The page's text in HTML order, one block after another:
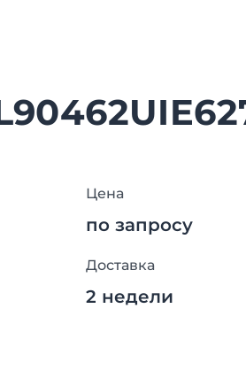
Цена
по запросу
Доставка
2 недели